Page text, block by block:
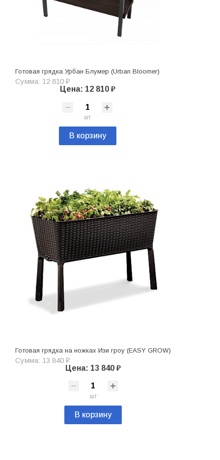
Готовая грядка Урбан Блумер (Urban Bloomer)
Сумма: 12 810 ₽
Цена: 12 810 ₽
шт
В корзину
Готовая грядка на ножках Изи гроу (EASY GROW)
Сумма: 13 840 ₽
Цена: 13 840 ₽
шт
В корзину